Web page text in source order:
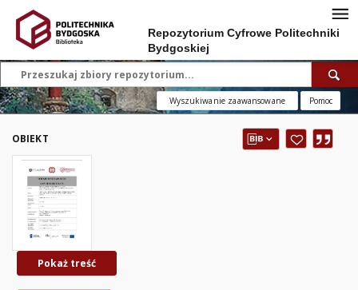
Repozytorium Cyfrowe Politechniki
Bydgoskiej
Wyszukiwanie zaawansowane Pomoc
OBIEKT
Pokaż treść